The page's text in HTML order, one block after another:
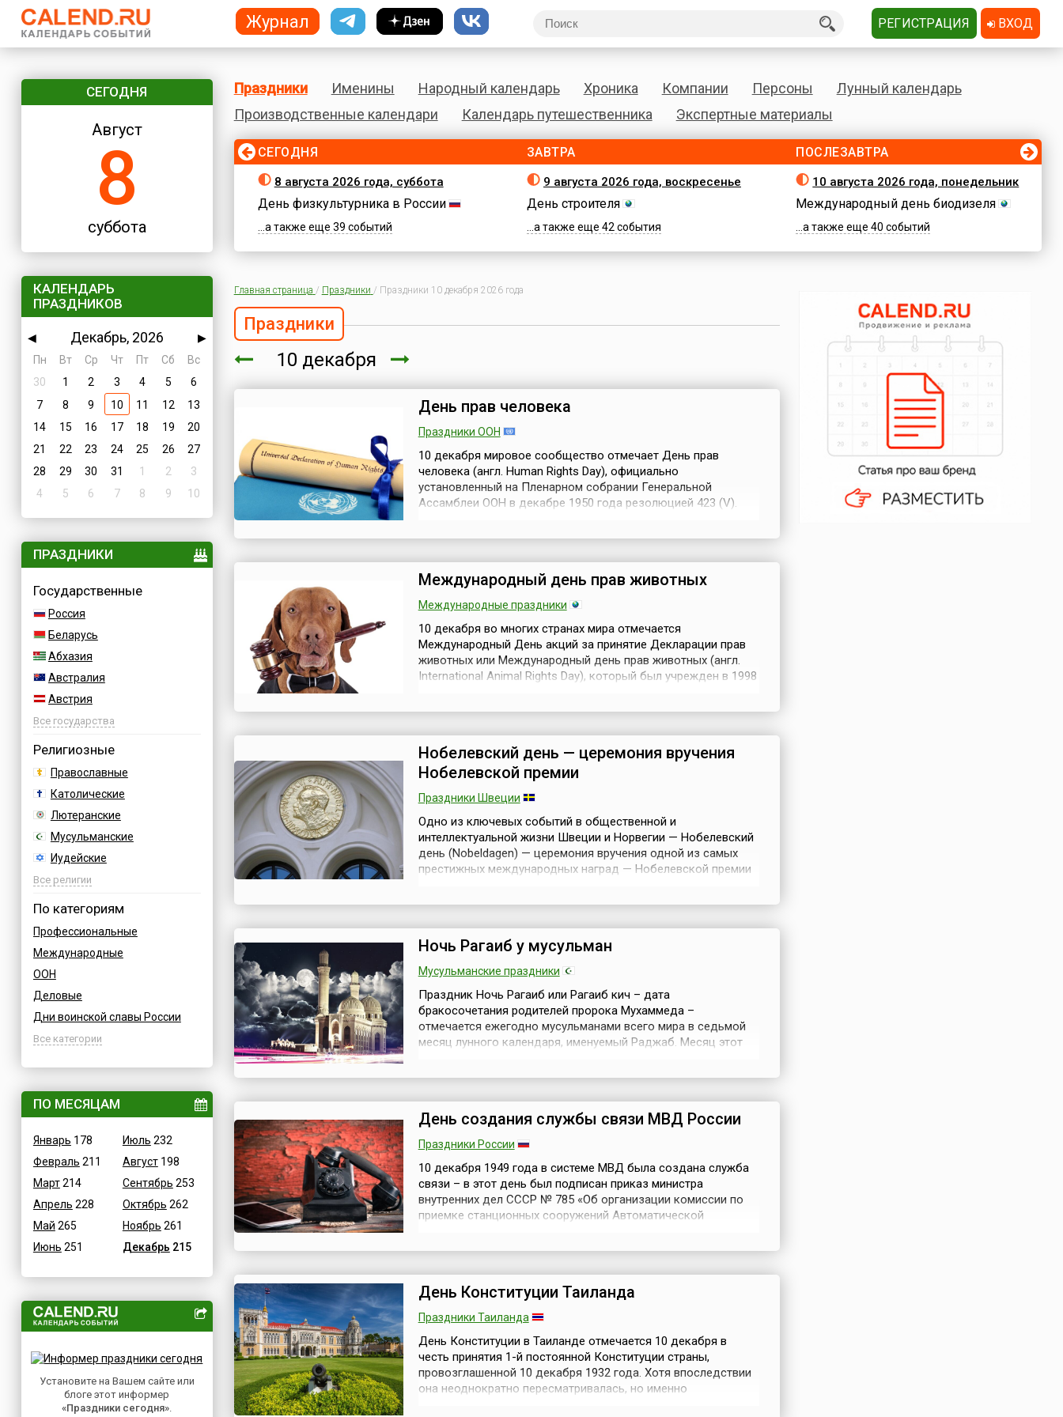
СЕГОДНЯ
Август
8
суббота
КАЛЕНДАРЬ
ПРАЗДНИКОВ
◀ Декабрь, 2026
▶
Пн
Вт Ср Чт Пт Сб
Вс
30
1 2 3 4 5
6
7
8 9 10 11 12
13
14
15 16 17 18 19
20
21
22 23 24 25 26
27
28
29 30 31 1 2
3
4
5 6 7 8 9 10
ПРАЗДНИКИ
Государственные
Россия
Беларусь
Абхазия
Австралия
Австрия
Азербайджан
Босния
Бразилия
Великобритания
Венгрия
Вьетнам
Германия
Греция
Египет
Израиль
Индия
Иордания
Ирак
Иран
Ирландия
Исландия
Италия
Казахстан
Камерун
Канада
Все государства
Религиозные
Православные
Католические
Лютеранские
Мусульманские
Иудейские
Буддийские
Все религии
По категориям
Профессиональные
Международные
ООН
Деловые
Дни воинской славы России
Армейские
Водные
Детские
В честь икон
Дни памяти святых
Конституционные
Культурные
Масс-медийные
Независимые
Природные
Медицинские
Посты
Все категории
ПО МЕСЯЦАМ
Январь 178
Февраль 211
Март214
Апрель 228
Май 265
Июнь 251
Июль 232
Август198
Сентябрь 253
Октябрь 262
Ноябрь 261
Декабрь 215
Установите на Вашем сайте или
блоге этот информер
«Праздники сегодня».
Праздники Именины Народный календарь Хроника Компании Персоны
Лунный календарь
Производственные календари
Календарь путешественника Экспертные материалы
СЕГОДНЯ
8 августа 2026 года, суббота
День физкультурника в России
...а также еще 39 событий
ЗАВТРА
9 августа 2026 года, воскресенье
День строителя
...а также еще 42 события
ПОСЛЕЗАВТРА
10 августа 2026 года, понедельник
Международный день биодизеля
...а также еще 40 событий
Главная страница / Праздники / Праздники 10 декабря 2026 года
Праздники
10 декабря
День прав человека
Праздники ООН
10 декабря мировое сообщество отмечает День прав
человека (англ. Human Rights Day), официально
установленный на Пленарном собрании Генеральной
Ассамблеи ООН в декабре 1950 года резолюцией 423 (V).
выбрана в честь принятия и провозглашения Генерал...
Международный день прав животных
Международные праздники
10 декабря во многих странах мира отмечается
Международный День акций за принятие Декларации прав
животных или Международный день прав животных (англ.
International Animal Rights Day), который был учрежден в 1998
учредившие, хотели подчеркн...
Нобелевский день — церемония вручения
Нобелевской премии
Праздники Швеции
Одно из ключевых событий в общественной и
интеллектуальной жизни Швеции и Норвегии — Нобелевский
день (Nobeldagen) — церемония вручения одной из самых
престижных международных наград — Нобелевской премии
крупный вклад в культуру и развитие о...
Ночь Рагаиб у мусульман
Мусульманские праздники
Праздник Ночь Рагаиб или Рагаиб кич – дата
бракосочетания родителей пророка Мухаммеда –
отмечается ежегодно мусульманами всего мира в седьмой
месяц лунного календаря, именуемый Раджаб. Месяц этот
ночь священного месяца Раджаб. Священность праздни...
День создания службы связи МВД России
Праздники России
10 декабря 1949 года в системе МВД была создана служба
связи – в этот день был подписан приказ министра
внутренних дел СССР № 785 «Об организации комиссии по
приемке станционных сооружений Автоматической
объявлении Дня создания службы связи...
День Конституции Таиланда
Праздники Таиланда
День Конституции в Таиланде отмечается 10 декабря в
честь принятия 1-й постоянной Конституции страны,
провозглашенной 10 декабря 1932 года. Хотя впоследствии
она неоднократно пересматривалась, но именно
Журнал РЕГИСТРАЦИЯ ВХОД